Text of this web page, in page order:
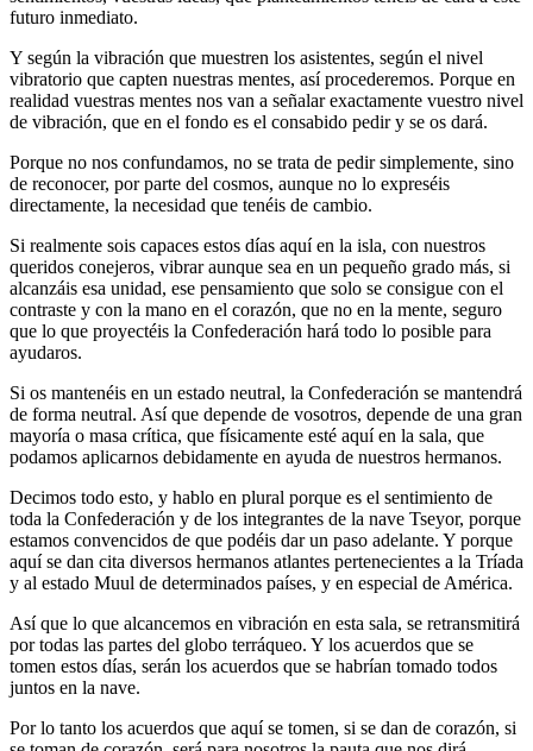
futuro inmediato.
Y según la vibración que muestren los asistentes, según el nivel
vibratorio que capten nuestras mentes, así procederemos. Porque en
realidad vuestras mentes nos van a señalar exactamente vuestro nivel
de vibración, que en el fondo es el consabido pedir y se os dará.
Porque no nos confundamos, no se trata de pedir simplemente, sino
de reconocer, por parte del cosmos, aunque no lo expreséis
directamente, la necesidad que tenéis de cambio.
Si realmente sois capaces estos días aquí en la isla, con nuestros
queridos conejeros, vibrar aunque sea en un pequeño grado más, si
alcanzáis esa unidad, ese pensamiento que solo se consigue con el
contraste y con la mano en el corazón, que no en la mente, seguro
que lo que proyectéis la Confederación hará todo lo posible para
ayudaros.
Si os mantenéis en un estado neutral, la Confederación se mantendrá
de forma neutral. Así que depende de vosotros, depende de una gran
mayoría o masa crítica, que físicamente esté aquí en la sala, que
podamos aplicarnos debidamente en ayuda de nuestros hermanos.
Decimos todo esto, y hablo en plural porque es el sentimiento de
toda la Confederación y de los integrantes de la nave Tseyor, porque
estamos convencidos de que podéis dar un paso adelante. Y porque
aquí se dan cita diversos hermanos atlantes pertenecientes a la Tríada
y al estado Muul de determinados países, y en especial de América.
Así que lo que alcancemos en vibración en esta sala, se retransmitirá
por todas las partes del globo terráqueo. Y los acuerdos que se
tomen estos días, serán los acuerdos que se habrían tomado todos
juntos en la nave.
Por lo tanto los acuerdos que aquí se tomen, si se dan de corazón, si